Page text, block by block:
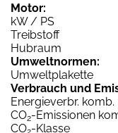
Motor:
kW / PS
Treibstoff
Hubraum
Umweltnormen:
Umweltplakette
Verbrauch und
Energieverbr. komb.
CO2-Emissionen
CO -Klasse